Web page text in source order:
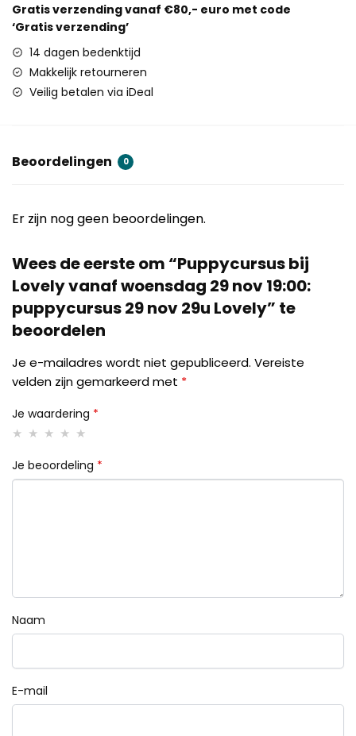
Gratis verzending vanaf €80,- euro met code
‘Gratis verzending’
14 dagen bedenktijd
Makkelijk retourneren
Veilig betalen via iDeal
Beoordelingen 0
Er zijn nog geen beoordelingen.
Wees de eerste om “Puppycursus bij
Lovely vanaf woensdag 29 nov 19:00:
puppycursus 29 nov 29u Lovely” te
beoordelen
Je e-mailadres wordt niet gepubliceerd. Vereiste
velden zijn gemarkeerd met *
Je waardering *
Je beoordeling *
Naam
E-mail